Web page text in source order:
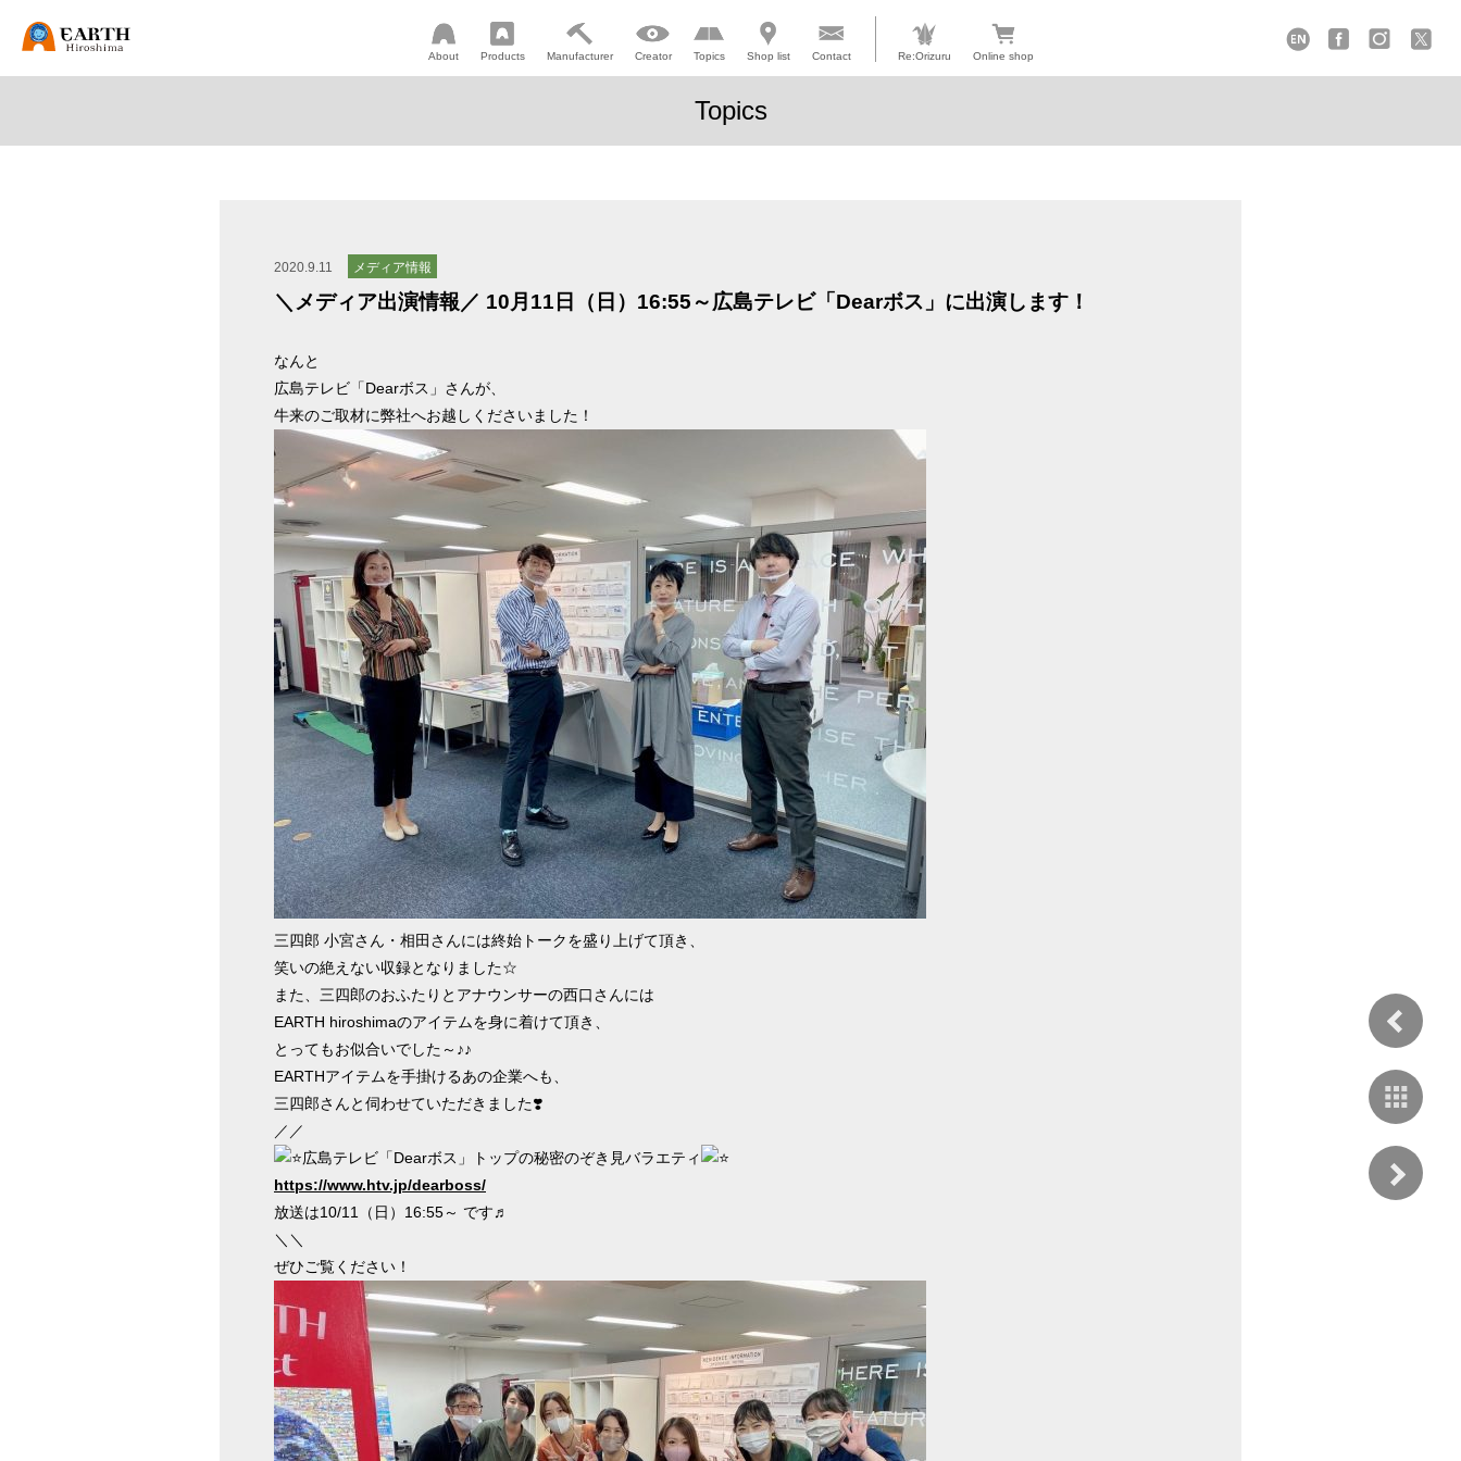
About Products Manufacturer Creator Topics Shop list Contact Re:Orizuru Online shop
Topics
2020.9.11 メディア情報
＼メディア出演情報／ 10月11日（日）16:55～広島テレビ「Dearボス」に出演します！
なんと
広島テレビ「Dearボス」さんが、
牛来のご取材に弊社へお越しくださいました！
三四郎 小宮さん・相田さんには終始トークを盛り上げて頂き、
笑いの絶えない収録となりました☆
また、三四郎のおふたりとアナウンサーの西口さんには
EARTH hiroshimaのアイテムを身に着けて頂き、
とってもお似合いでした～♪♪
EARTHアイテムを手掛けるあの企業へも、
三四郎さんと伺わせていただきました❣️
／／
広島テレビ「Dearボス」トップの秘密のぞき見バラエティ
https://www.htv.jp/dearboss/
放送は10/11（日）16:55～ です♬
＼＼
ぜひご覧ください！